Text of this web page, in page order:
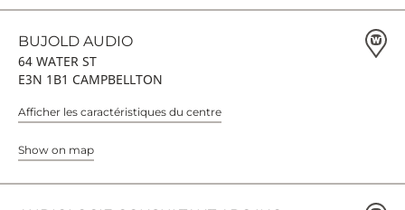
BUJOLD AUDIO
64 WATER ST
E3N 1B1 CAMPBELLTON
Afficher les caractéristiques du centre
Show on map